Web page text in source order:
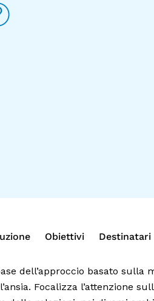
Obiettivi Destinatari
dell’approccio basato
Focalizza l’attenzione